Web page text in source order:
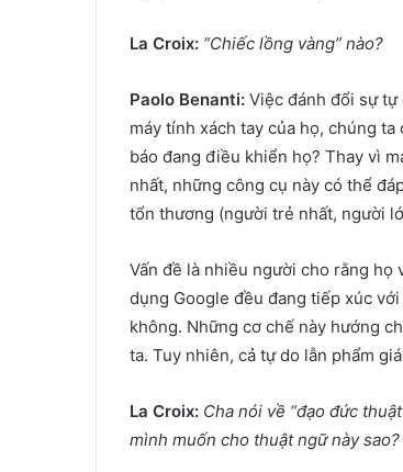
La Croix: “Chiếc lồng vàng” nào?
Paolo Benanti: Việc đánh đổi sự tự
máy tính xách tay của họ, chúng
báo đang điều khiển họ? Thay vì
nhất, những công cụ này có thể
tổn thương (người trẻ nhất, người
Vấn đề là nhiều người cho rằng họ
dụng Google đều đang tiếp xúc
không. Những cơ chế này hướng
ta. Tuy nhiên, cả tự do lẫn phẩm
La Croix: Cha nói về “đạo đức
mình muốn cho thuật ngữ này sao?